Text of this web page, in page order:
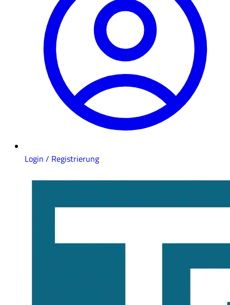
Login / Registrierung